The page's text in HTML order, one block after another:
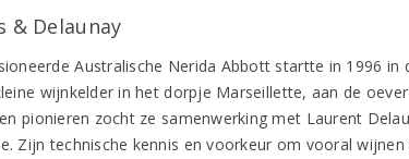
& Delaunay
Australische Nerida Abbott startte in 1996 in
wijnkelder in het dorpje Marseillette, aan de
pionieren zocht ze samenwerking met Laurent
Zijn technische kennis en voorkeur om vooral